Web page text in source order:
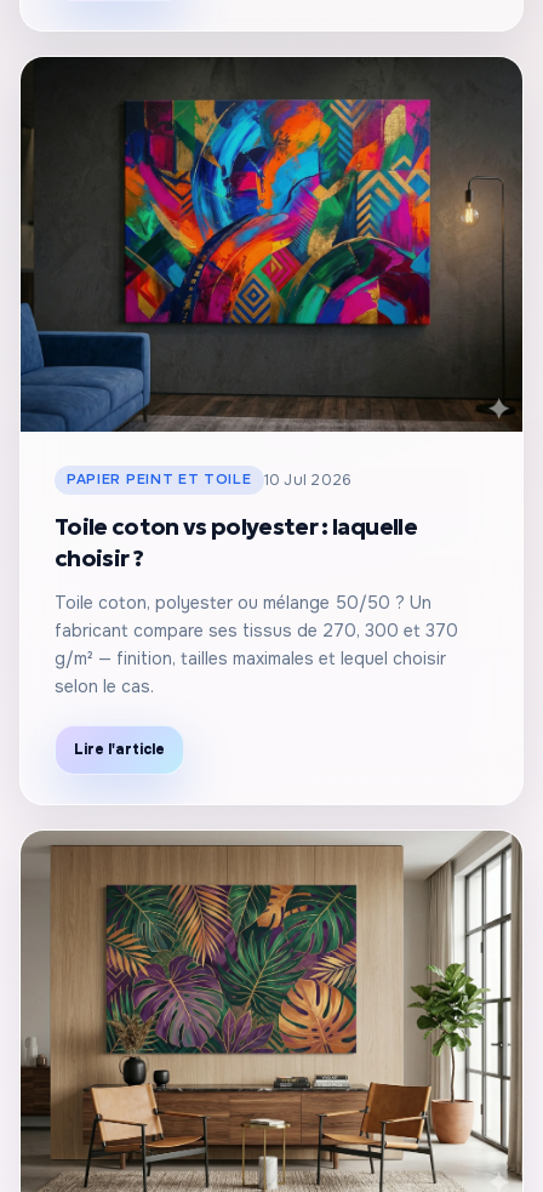
PAPIER PEINT ET TOILE 10 Jul 2026
Toile coton vs polyester : laquelle
choisir ?
Toile coton, polyester ou mélange 50/50 ? Un
fabricant compare ses tissus de 270, 300 et 370
g/m² — finition, tailles maximales et lequel choisir
selon le cas.
Lire l'article